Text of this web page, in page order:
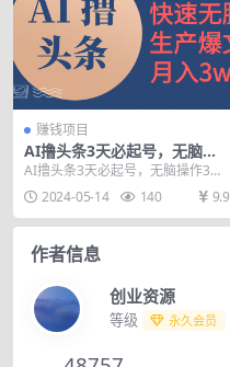
赚钱项目
AI撸头条3天必起号，无脑操
作3分钟1条，复制粘贴简单月
AI撸头条3天必起号，无脑操作3分
钟1条，复制粘贴简单月入3W+ 在2
024年，...
2024-05-14 140 9.9
作者信息
创业资源
等级 永久会员